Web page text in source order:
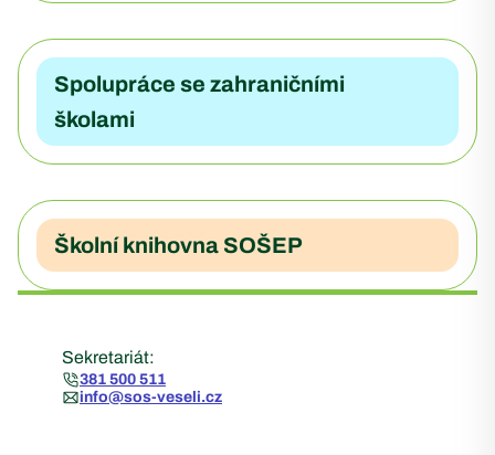
Spolupráce se zahraničními
školami
Školní knihovna SOŠEP
Sekretariát:
381 500 511
info@sos-veseli.cz